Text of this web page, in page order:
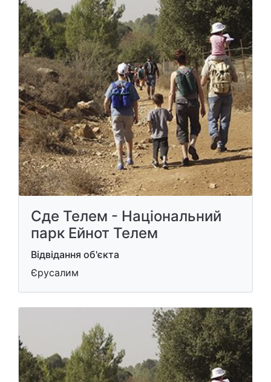
Сде Телем - Національний
парк Ейнот Телем
Відвідання об'єкта
Єрусалим